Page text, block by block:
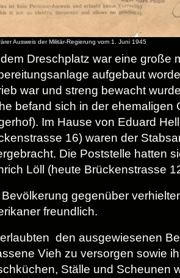
Ausweis der Militär-Regierung vom 1. Juni 1945
Dreschplatz war eine große
aufgebaut
war und streng bewacht
befand sich in der ehemaligen
Im Hause von Eduard
16) waren der
Die Poststelle hatten
Löll (heute Brückenstrasse
Bevölkerung gegenüber
freundlich.
den ausgewiesenen
Vieh zu versorgen sowie
Ställe und Scheunen